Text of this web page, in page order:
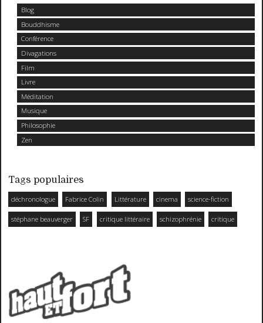
Blog
Bouddhisme
Conférence
Divagations
Film
Livre
Méditation
Musique
Philosophie
Zen
Tags populaires
déchronologue Fabrice Colin Littérature cinema science-fiction
stéphane beauverger SF critique littéraire schizophrénie critique